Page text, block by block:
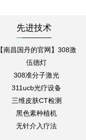
先进技术
【南昌国丹的官网】308激
伍德灯
308准分子激光
311ucb光疗设备
三维皮肤CT检测
黑色素种植机
无针介入疗法